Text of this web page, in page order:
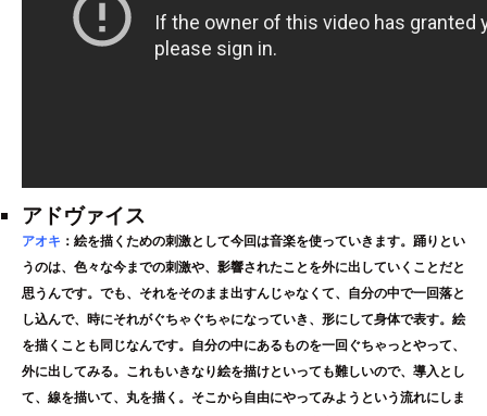
アドヴァイス
アオキ ：絵を描くための刺激として今回は音楽を使っていきます。踊りとい
うのは、色々な今までの刺激や、影響されたことを外に出していくことだと
思うんです。でも、それをそのまま出すんじゃなくて、自分の中で一回落と
し込んで、時にそれがぐちゃぐちゃになっていき、形にして身体で表す。絵
を描くことも同じなんです。自分の中にあるものを一回ぐちゃっとやって、
外に出してみる。これもいきなり絵を描けといっても難しいので、導入とし
て、線を描いて、丸を描く。そこから自由にやってみようという流れにしま